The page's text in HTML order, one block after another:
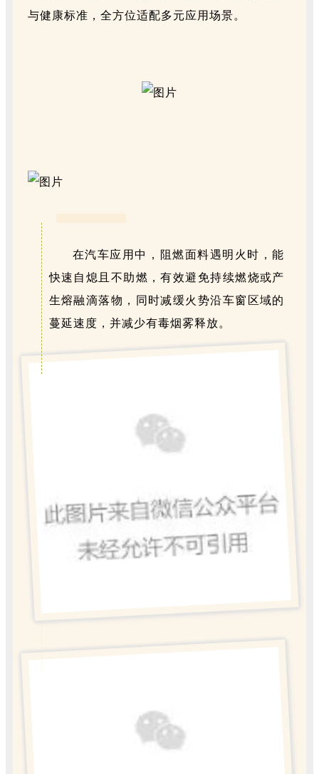
与健康标准，全方位适配多元应用场景。
在汽车应用中，阻燃面料遇明火时，能
快速自熄且不助燃，有效避免持续燃烧或产
生熔融滴落物，同时减缓火势沿车窗区域的
蔓延速度， 并减少有毒烟雾释放。